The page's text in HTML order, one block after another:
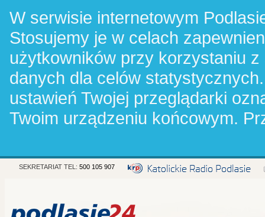
W serwisie internetowym
Stosujemy je w celach
użytkowników przy korzystaniu
danych dla celów
ustawień Twojej przeglądarki
Twoim urządzeniu końcowym.
SEKRETARIAT TEL: 500 105 907